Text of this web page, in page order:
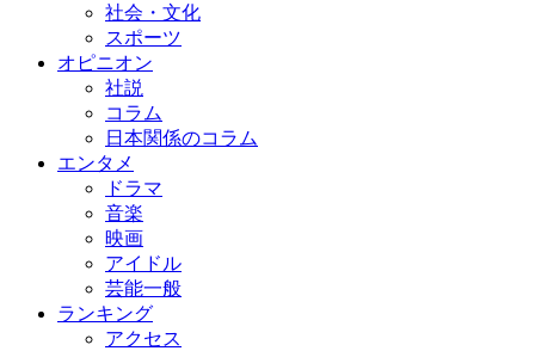
社会・文化
スポーツ
オピニオン
社説
コラム
日本関係のコラム
エンタメ
ドラマ
音楽
映画
アイドル
芸能一般
ランキング
アクセス